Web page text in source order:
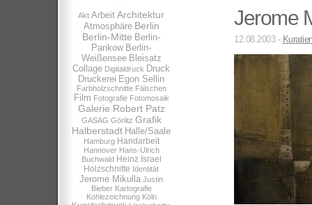
Akt Arbeit Architektur
Atmosphäre Berlin
Berlin-Mitte Berlin-
Pankow Berlin-
Weißensee Bleisatz
Collage Digitaldruck Druck
Druckerei Egon Sellin
Farbholzschnitte Fälschen
Film Fotografie Fotomosaik
Galerie Robert Patz
GASAG Görlitz Grafik
Halberstadt Halle/Saale
Hamburg Handarbeit
Hannover Hans-Ulrich
Buchwald Heinz Israel
Holzschnitte Identität
Jerome Mikulla Justin
Bieber Kartografie
Kohlezeichnung Köln
Jerome
12.08.2003 -